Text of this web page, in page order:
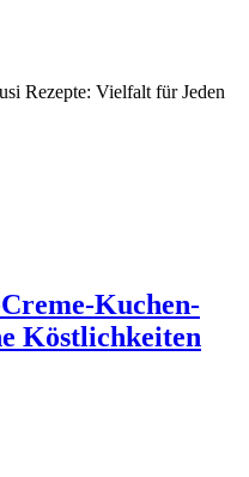
Rezepte: Vielfalt für Jeden
Kuchen-
Köstlichkeiten